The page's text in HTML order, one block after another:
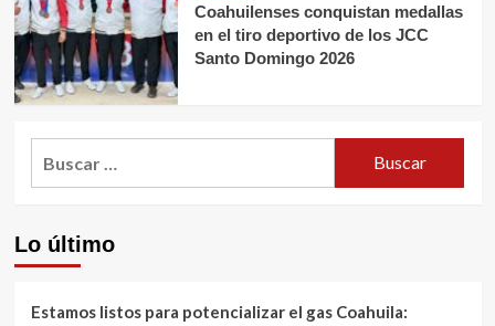
Coahuilenses conquistan medallas
en el tiro deportivo de los JCC
Santo Domingo 2026
Lo último
Estamos listos para potencializar el gas Coahuila: